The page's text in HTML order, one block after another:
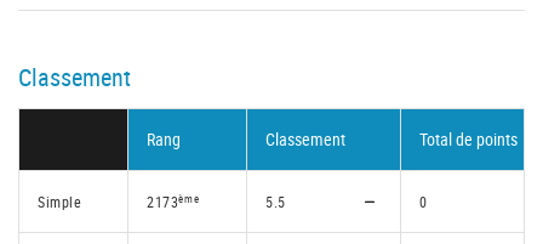
Classement
Rang Classement Total de points
Simple 2173ème 5.5 0